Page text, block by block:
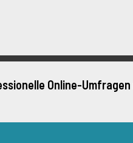
Online-Umfragen